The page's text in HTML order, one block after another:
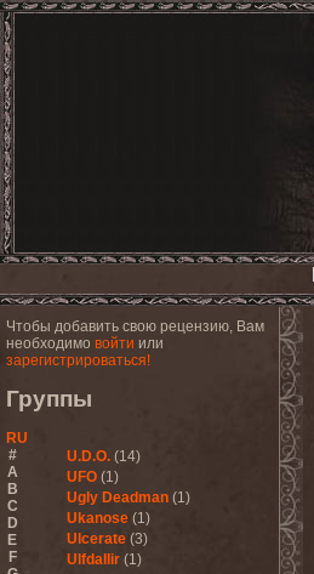
Чтобы добавить свою рецензию, Вам
необходимо войти или
зарегистрироваться!
Группы
RU
#
A
B
C
D
E
F
U.D.O. (14)
UFO (1)
Ugly Deadman (1)
Ukanose (1)
Ulcerate (3)
Ulfdallir (1)